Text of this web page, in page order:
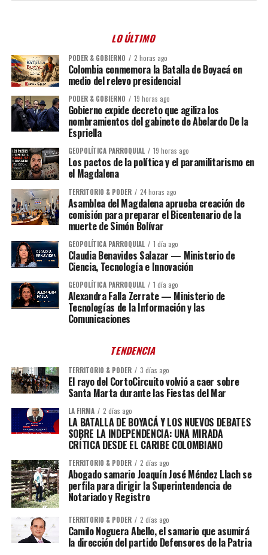
LO ÚLTIMO
PODER & GOBIERNO 2 horas ago
Colombia conmemora la Batalla de Boyacá en
medio del relevo presidencial
PODER & GOBIERNO 19 horas ago
Gobierno expide decreto que agiliza los
nombramientos del gabinete de Abelardo De la
Espriella
GEOPOLÍTICA PARROQUIAL 19 horas ago
Los pactos de la política y el paramilitarismo en
el Magdalena
TERRITORIO & PODER 24 horas ago
Asamblea del Magdalena aprueba creación de
comisión para preparar el Bicentenario de la
muerte de Simón Bolívar
GEOPOLÍTICA PARROQUIAL 1 día ago
Claudia Benavides Salazar — Ministerio de
Ciencia, Tecnología e Innovación
GEOPOLÍTICA PARROQUIAL 1 día ago
Alexandra Falla Zerrate — Ministerio de
Tecnologías de la Información y las
Comunicaciones
TENDENCIA
TERRITORIO & PODER 3 días ago
El rayo del CortoCircuito volvió a caer sobre
Santa Marta durante las Fiestas del Mar
LA FIRMA 2 días ago
LA BATALLA DE BOYACÁ Y LOS NUEVOS DEBATES
SOBRE LA INDEPENDENCIA: UNA MIRADA
CRÍTICA DESDE EL CARIBE COLOMBIANO
TERRITORIO & PODER 2 días ago
Abogado samario Joaquín José Méndez Llach se
perfila para dirigir la Superintendencia de
Notariado y Registro
TERRITORIO & PODER 2 días ago
Camilo Noguera Abello, el samario que asumirá
la dirección del partido Defensores de la Patria